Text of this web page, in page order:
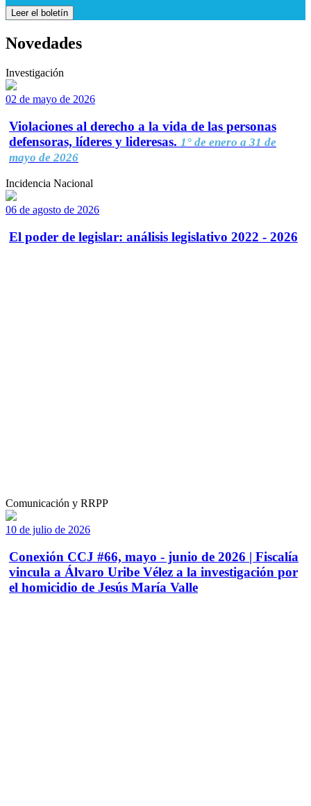
Leer el boletín
Novedades
Investigación
02 de mayo de 2026
Violaciones al derecho a la vida de las personas
defensoras, líderes y lideresas. 1° de enero a 31 de
mayo de 2026
Incidencia Nacional
06 de agosto de 2026
El poder de legislar: análisis legislativo 2022 - 2026
Comunicación y RRPP
10 de julio de 2026
Conexión CCJ #66, mayo - junio de 2026 | Fiscalía
vincula a Álvaro Uribe Vélez a la investigación por
el homicidio de Jesús María Valle